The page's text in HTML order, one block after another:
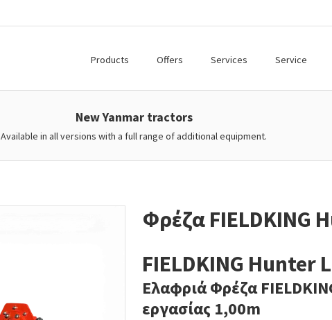
Products Offers Services Service
New Yanmar tractors
Available in all versions with a full range of additional equipment.
Φρέζα FIELDKING
FIELDKING Hunter
Ελαφριά Φρέζα
εργασίας 1,00m